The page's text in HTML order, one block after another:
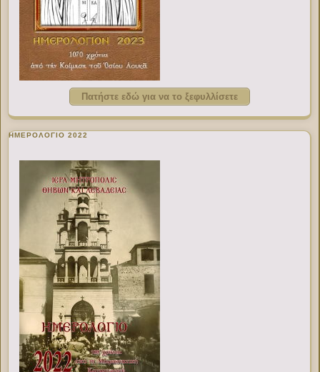
Πατήστε εδώ για να το ξεφυλλίσετε
ΗΜΕΡΟΛΟΓΙΟ 2022